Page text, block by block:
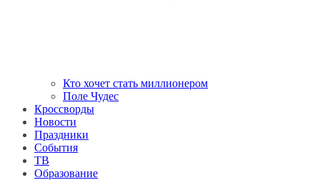
Кто хочет стать миллионером
Поле Чудес
Кроссворды
Новости
Праздники
События
ТВ
Образование